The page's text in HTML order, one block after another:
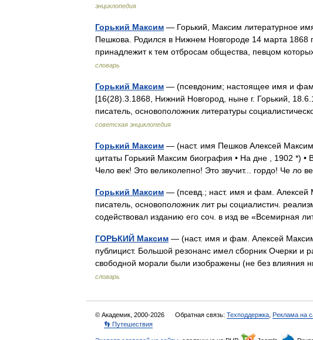
энциклопедия
Горький Максим — Горький, Максим литературное
Пешкова. Родился в Нижнем Новгороде 14 марта 1868
принадлежит к тем отбросам общества, певцом
словарь
Горький Максим — (псевдоним; настоящее имя и
[16(28).3.1868, Нижний Новгород, ныне г. Горький,
писатель, основоположник литературы
советская энциклопедия
Горький Максим — (наст. имя Пешков Алексей
цитаты Горький Максим биография • На дне , 1902 *) •
Чело век! Это великолепно! Это звучит... гордо! Че
Горький Максим — (псевд.; наст. имя и фам. Алексей
писатель, основоположник лит ры социалистич.
содействовал изданию его соч. в изд ве «Всемирная
ГОРЬКИЙ Максим — (наст. имя и фам. Алексей
публицист. Большой резонанс имел сборник Очерки и
свободной морали были изображены (не без влияния
словарь
© Академик, 2000-2026 Обратная связь: Техподдержка Реклама на
👣 Путешествия